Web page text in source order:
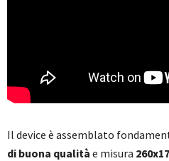
Il device è assemblato
di buona qualità e misura